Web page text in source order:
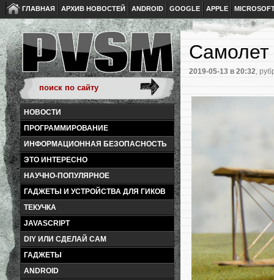
ГЛАВНАЯ АРХИВ НОВОСТЕЙ ANDROID GOOGLE APPLE
НОВОСТИ
ПРОГРАММИРОВАНИЕ
ИНФОРМАЦИОННАЯ БЕЗОПАСНОСТЬ
ЭТО ИНТЕРЕСНО
НАУЧНО-ПОПУЛЯРНОЕ
ГАДЖЕТЫ И УСТРОЙСТВА ДЛЯ ГИКОВ
ТЕКУЧКА
JAVASCRIPT
DIY ИЛИ СДЕЛАЙ САМ
ГАДЖЕТЫ
ANDROID
Самолет
2019-05-13 в 20:32,